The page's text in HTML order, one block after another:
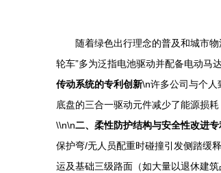
随着绿色出行理念的普及和城市
轮车”多为泛指电池驱动并配备电动马
传动系统的专利创新\n许多公司与个人
底盘的三合一驱动元件减少了能源损
\\n\n二、柔性防护结构与安全性改进专
保护弯/无人员配重时碰撞引发侧踏缓
运及基础三级路面（如大量以退休建